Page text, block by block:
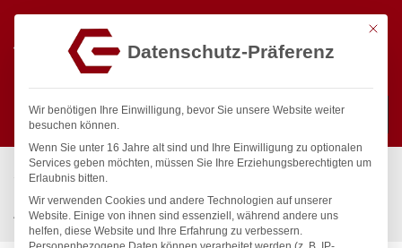
Suchen
Start / Gastronomiebedarf & Gastro Geräte für Profis
Präsentation
Tischgeschirr
Auflaufförmchen, HENDI, 100 ml, ø85x(H)45mm
Mit
Datenschutz-Präferenz
Wir benötigen Ihre Einwilligung, bevor Sie unsere Website weiter
besuchen können.
Wenn Sie unter 16 Jahre alt sind und Ihre Einwilligung zu optionalen
Services geben möchten, müssen Sie Ihre Erziehungsberechtigten um
Erlaubnis bitten.
Wir verwenden Cookies und andere Technologien auf unserer
Website. Einige von ihnen sind essenziell, während andere uns
helfen, diese Website und Ihre Erfahrung zu verbessern.